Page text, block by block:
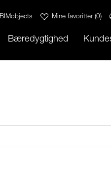
BIMobjects Mine favoritter(0)
Bæredygtighed